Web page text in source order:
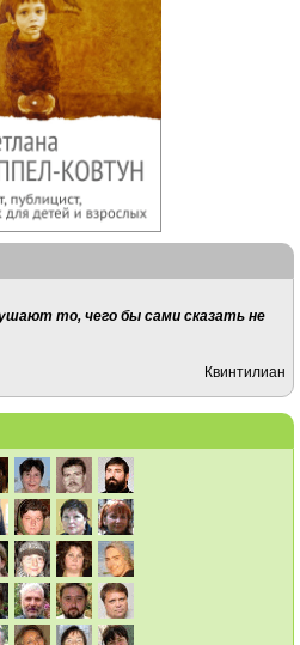
то, чего бы сами сказать не
Квинтилиан